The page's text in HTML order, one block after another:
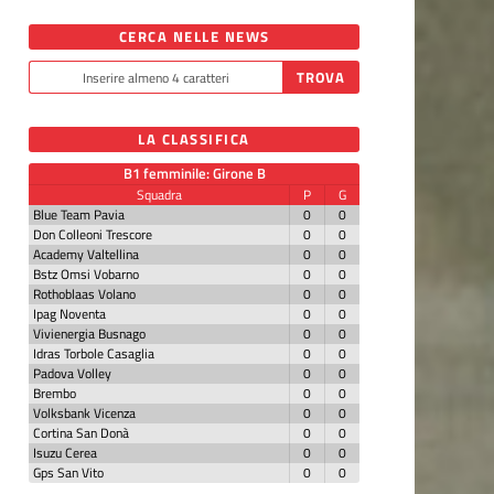
CERCA NELLE NEWS
LA CLASSIFICA
B1 femminile: Girone B
Squadra P
G
Blue Team Pavia
0
0
Don Colleoni Trescore
0
0
Academy Valtellina
0
0
Bstz Omsi Vobarno
0
0
Rothoblaas Volano
0
0
Ipag Noventa
0
0
Vivienergia Busnago
0
0
Idras Torbole Casaglia
0
0
Padova Volley
0
0
Brembo
0
0
Volksbank Vicenza
0
0
Cortina San Donà
0
0
Isuzu Cerea
0
0
Gps San Vito
0 0